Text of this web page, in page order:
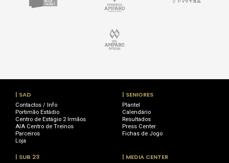
| SAD
Contactos / Info
Portimão Estádio
Centro de Estágio 2 Irmãos
AIA Centro de Treinos
Parceiros
Loja
| SENIORES
Plantel
Calendário
Resultados
Press Center
Fichas de Jogo
| SUB 23 | MEDIA CENTER